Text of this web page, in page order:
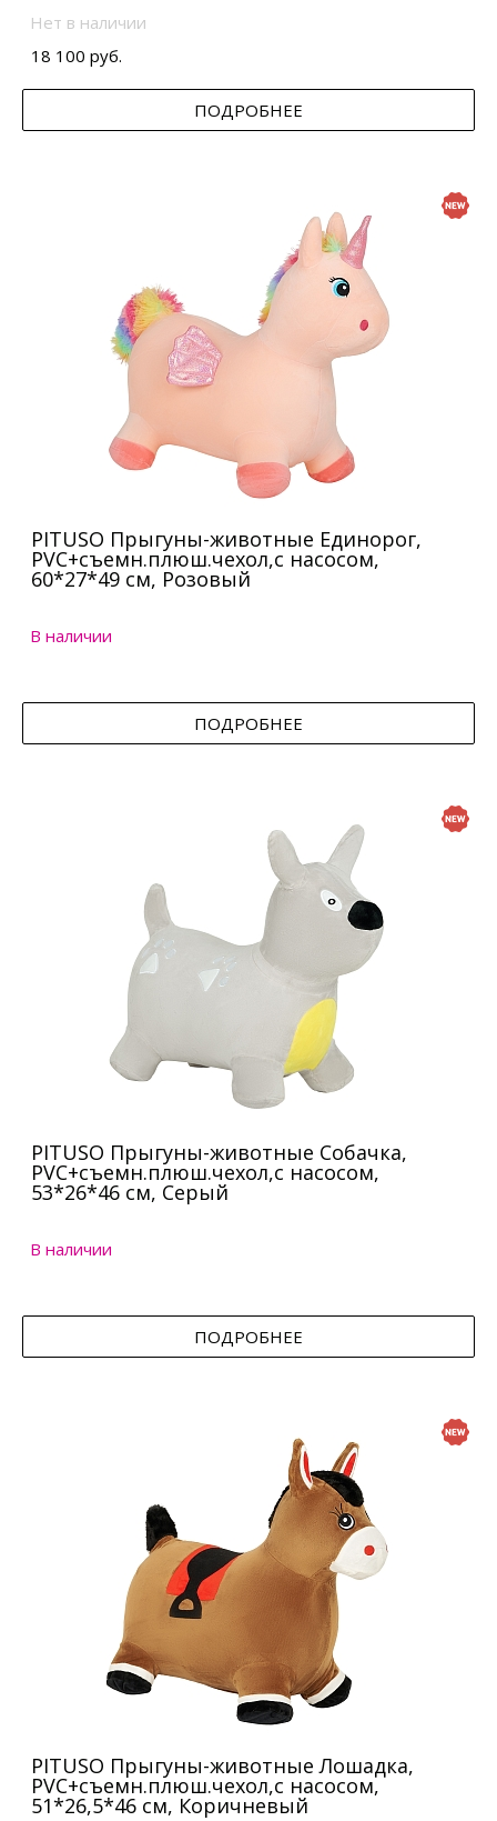
Нет в наличии
18 100 руб.
ПОДРОБНЕЕ
PITUSO Прыгуны-животные Единорог,
PVC+съемн.плюш.чехол,с насосом,
60*27*49 см, Розовый
В наличии
ПОДРОБНЕЕ
PITUSO Прыгуны-животные Собачка,
PVC+съемн.плюш.чехол,с насосом,
53*26*46 см, Серый
В наличии
ПОДРОБНЕЕ
PITUSO Прыгуны-животные Лошадка,
PVC+съемн.плюш.чехол,с насосом,
51*26,5*46 см, Коричневый